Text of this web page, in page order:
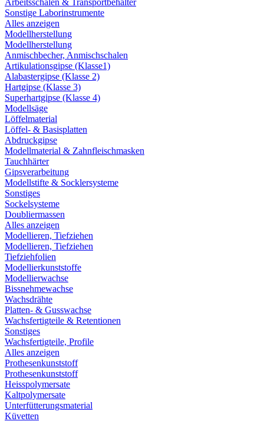
Arbeitsschalen & Transportbehälter
Sonstige Laborinstrumente
Alles anzeigen
Modellherstellung
Modellherstellung
Anmischbecher, Anmischschalen
Artikulationsgipse (Klasse1)
Alabastergipse (Klasse 2)
Hartgipse (Klasse 3)
Superhartgipse (Klasse 4)
Modellsäge
Löffelmaterial
Löffel- & Basisplatten
Abdruckgipse
Modellmaterial & Zahnfleischmasken
Tauchhärter
Gipsverarbeitung
Modellstifte & Socklersysteme
Sonstiges
Sockelsysteme
Doubliermassen
Alles anzeigen
Modellieren, Tiefziehen
Modellieren, Tiefziehen
Tiefziehfolien
Modellierkunststoffe
Modellierwachse
Bissnehmewachse
Wachsdrähte
Platten- & Gusswachse
Wachsfertigteile & Retentionen
Sonstiges
Wachsfertigteile, Profile
Alles anzeigen
Prothesenkunststoff
Prothesenkunststoff
Heisspolymersate
Kaltpolymersate
Unterfütterungsmaterial
Küvetten